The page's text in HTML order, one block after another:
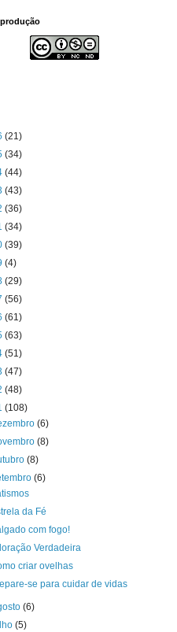
(21)
(34)
(44)
(43)
(36)
(34)
(39)
(4)
(29)
(56)
(61)
(63)
(51)
(47)
(48)
(108)
(6)
(8)
(8)
(6)
da Fé
com fogo!
Verdadeira
criar ovelhas
se para cuidar de vidas
(6)
(5)